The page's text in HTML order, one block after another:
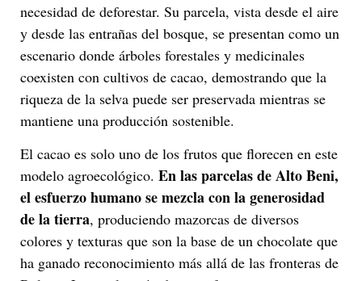
necesidad de deforestar. Su parcela, vista desde el aire
y desde las entrañas del bosque, se presentan como un
escenario donde árboles forestales y medicinales
coexisten con cultivos de cacao, demostrando que la
riqueza de la selva puede ser preservada mientras se
mantiene una producción sostenible.
El cacao es solo uno de los frutos que florecen en este
modelo agroecológico. En las parcelas de Alto Beni,
el esfuerzo humano se mezcla con la generosidad
de la tierra, produciendo mazorcas de diversos
colores y texturas que son la base de un chocolate que
ha ganado reconocimiento más allá de las fronteras de